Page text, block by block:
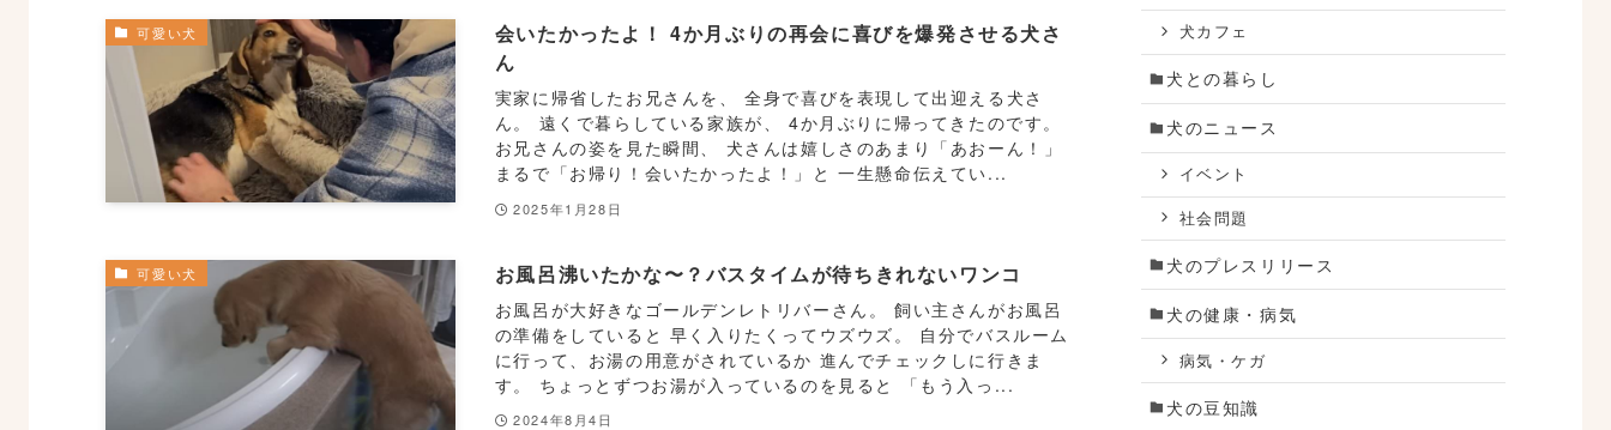
可愛い犬
会いたかったよ！ 4か月ぶりの再会に喜びを爆発させる犬さ
ん
実家に帰省したお兄さんを、 全身で喜びを表現して出迎える犬さ
ん。 遠くで暮らしている家族が、 4か月ぶりに帰ってきたのです。
お兄さんの姿を見た瞬間、 犬さんは嬉しさのあまり「あおーん！」
まるで「お帰り！会いたかったよ！」と 一生懸命伝えてい...
2025年1月28日
可愛い犬 お風呂沸いたかな〜？バスタイムが待ちきれないワンコ
お風呂が大好きなゴールデンレトリバーさん。 飼い主さんがお風呂
の準備をしていると 早く入りたくってウズウズ。 自分でバスルーム
に行って、お湯の用意がされているか 進んでチェックしに行きま
す。 ちょっとずつお湯が入っているのを見ると 「もう入っ...
2024年8月4日
犬カフェ
犬との暮らし
犬のニュース
イベント
社会問題
犬のプレスリリース
犬の健康・病気
病気・ケガ
犬の豆知識